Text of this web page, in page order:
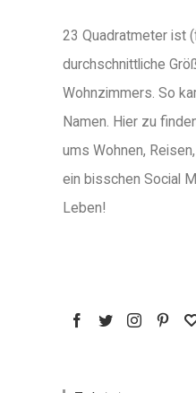
23 Quadratmeter ist
durchschnittliche
Wohnzimmers. So
Namen. Hier zu
ums Wohnen,
ein bisschen Social
Leben!